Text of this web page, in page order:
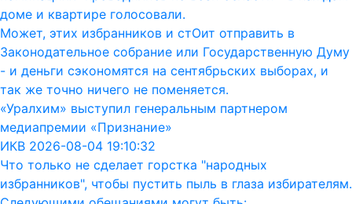
доме и квартире голосовали.
Может, этих избранников и стОит отправить в
Законодательное собрание или Государственную Думу
- и деньги сэкономятся на сентябрьских выборах, и
так же точно ничего не поменяется.
«Уралхим» выступил генеральным партнером
медиапремии «Признание»
ИКВ 2026-08-04 19:10:32
Что только не сделает горстка "народных
избранников", чтобы пустить пыль в глаза избирателям.